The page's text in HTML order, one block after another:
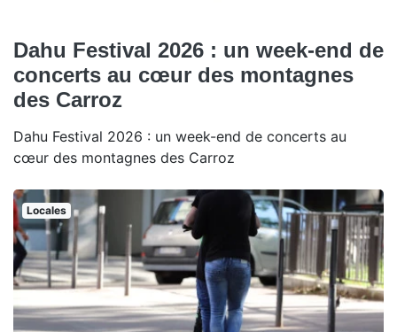
Dahu Festival 2026 : un week-end de
concerts au cœur des montagnes
des Carroz
Dahu Festival 2026 : un week-end de concerts au
cœur des montagnes des Carroz
Locales